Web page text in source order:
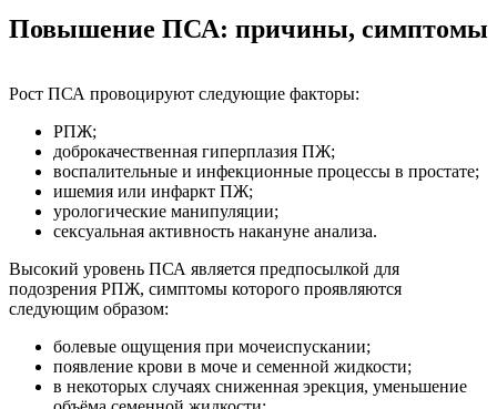
Повышение ПСА: причины, симптомы
Рост ПСА провоцируют следующие факторы:
РПЖ;
доброкачественная гиперплазия ПЖ;
воспалительные и инфекционные процессы в простате;
ишемия или инфаркт ПЖ;
урологические манипуляции;
сексуальная активность накануне анализа.
Высокий уровень ПСА является предпосылкой для
подозрения РПЖ, симптомы которого проявляются
следующим образом:
болевые ощущения при мочеиспускании;
появление крови в моче и семенной жидкости;
в некоторых случаях сниженная эрекция, уменьшение